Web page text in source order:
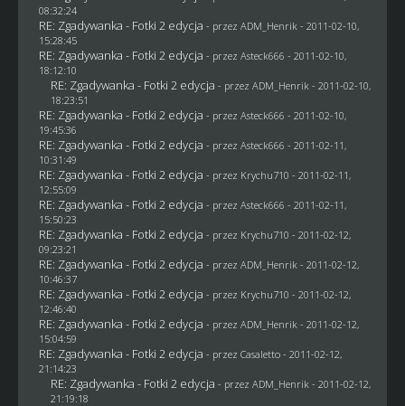
08:32:24
RE: Zgadywanka - Fotki 2 edycja - przez ADM_Henrik- 2011-02-10,
15:28:45
RE: Zgadywanka - Fotki 2 edycja - przez Asteck666 - 2011-02-10,
18:12:10
RE: Zgadywanka - Fotki 2 edycja - przez ADM_Henrik- 2011-02-10,
18:23:51
RE: Zgadywanka - Fotki 2 edycja - przez Asteck666 - 2011-02-10,
19:45:36
RE: Zgadywanka - Fotki 2 edycja - przez Asteck666 - 2011-02-11,
10:31:49
RE: Zgadywanka - Fotki 2 edycja - przez Krychu710 - 2011-02-11,
12:55:09
RE: Zgadywanka - Fotki 2 edycja - przez Asteck666 - 2011-02-11,
15:50:23
RE: Zgadywanka - Fotki 2 edycja - przez Krychu710 - 2011-02-12,
09:23:21
RE: Zgadywanka - Fotki 2 edycja - przez ADM_Henrik- 2011-02-12,
10:46:37
RE: Zgadywanka - Fotki 2 edycja - przez Krychu710 - 2011-02-12,
12:46:40
RE: Zgadywanka - Fotki 2 edycja - przez ADM_Henrik- 2011-02-12,
15:04:59
RE: Zgadywanka - Fotki 2 edycja - przez Casaletto- 2011-02-12,
21:14:23
RE: Zgadywanka - Fotki 2 edycja - przez ADM_Henrik- 2011-02-12,
21:19:18